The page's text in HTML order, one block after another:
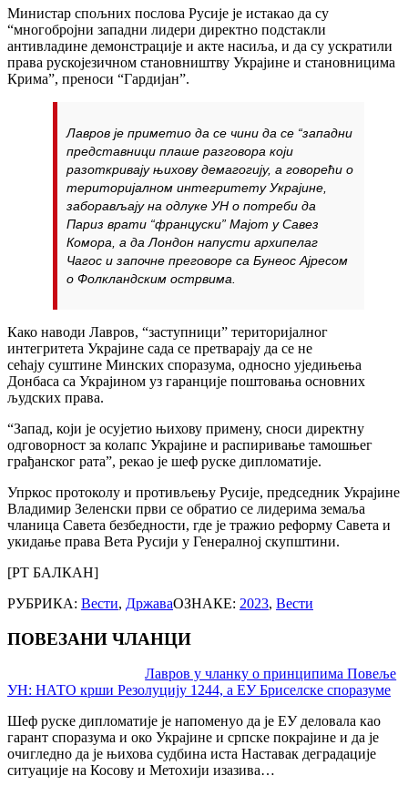
Министар спољних послова Русије је истакао да су
“многобројни западни лидери директно подстакли
антивладине демонстрације и акте насиља, и да су ускратили
права рускојезичном становништву Украјине и становницима
Крима”, преноси “Гардијан”.
Лавров је приметио да се чини да се “западни
представници плаше разговора који
разоткривају њихову демагогију, а говорећи о
територијалном интегритету Украјине,
заборављају на одлуке УН о потреби да
Париз врати “француски” Мајот у Савез
Комора, а да Лондон напусти архипелаг
Чагос и започне преговоре са Бунеос Ајресом
о Фолкландским острвима.
Како наводи Лавров, “заступници” територијалног
интегритета Украјине сада се претварају да се не
сећају суштине Минских споразума, односно уједињења
Донбаса са Украјином уз гаранције поштовања основних
људских права.
“Запад, који је осујетио њихову примену, сноси директну
одговорност за колапс Украјине и распиривање тамошњег
грађанског рата”, рекао је шеф руске дипломатије.
Упркос протоколу и противљењу Русије, председник Украјине
Владимир Зеленски први се обратио се лидерима земаља
чланица Савета безбедности, где је тражио реформу Савета и
укидање права Вета Русији у Генералној скупштини.
[РТ БАЛКАН]
РУБРИКА: Вести, ДржаваОЗНАКЕ: 2023, Вести
ПОВЕЗАНИ ЧЛАНЦИ
Лавров у чланку о принципима Повеље
УН: НАТО крши Резолуцију 1244, а ЕУ Бриселске споразуме
Шеф руске дипломатије је напоменуо да је ЕУ деловала као
гарант споразума и око Украјине и српске покрајине и да је
очигледно да је њихова судбина иста Наставак деградације
ситуације на Косову и Метохији изазива…
navigation